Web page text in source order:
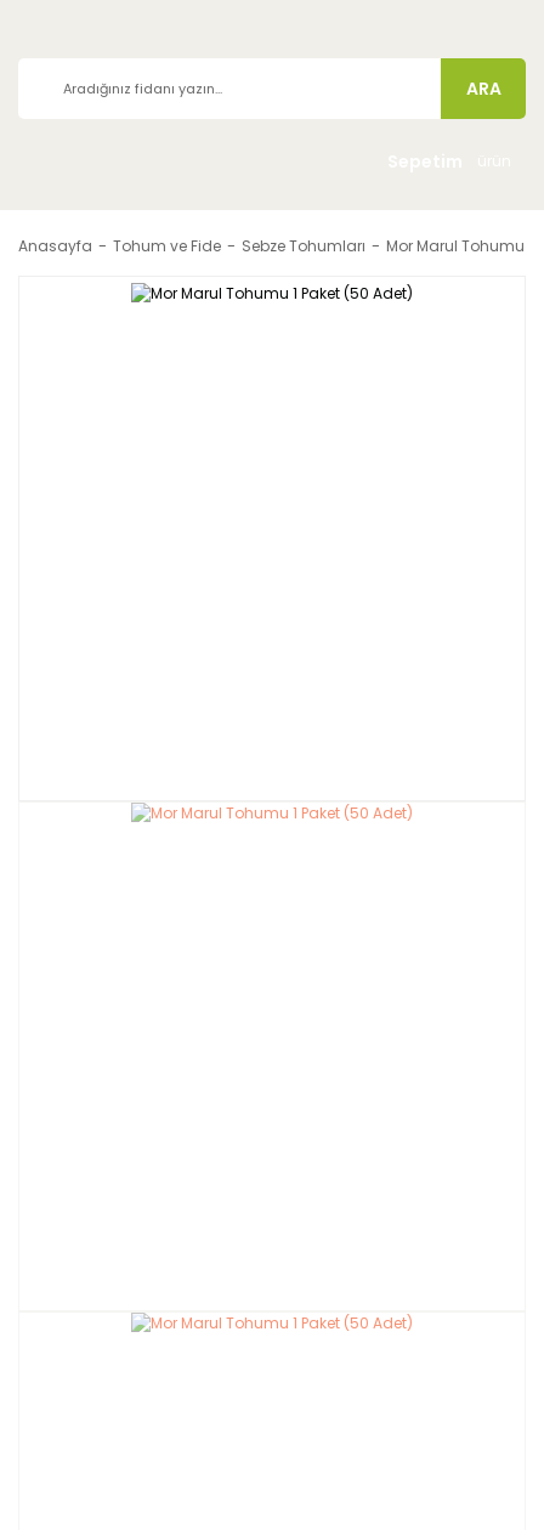
ARA
Anasayfa Tohum ve Fide Sebze Tohumları Mor Marul Tohumu 1